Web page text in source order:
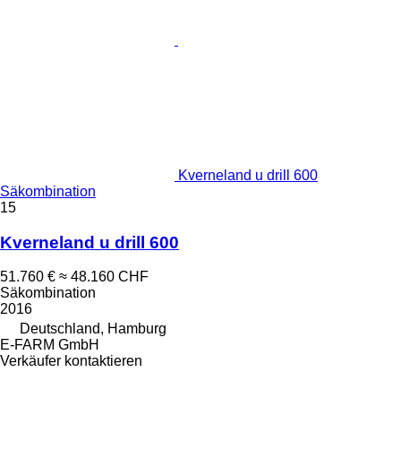
Kverneland u drill 600
Säkombination
15
Kverneland u drill 600
51.760 € ≈ 48.160 CHF
Säkombination
2016
Deutschland, Hamburg
E-FARM GmbH
Verkäufer kontaktieren